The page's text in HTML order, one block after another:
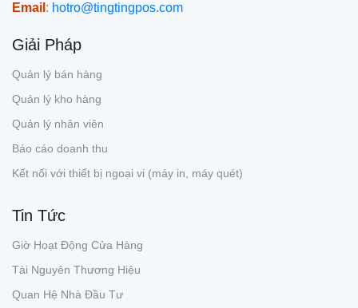
Email : hotro@tingtingpos.com
Giải Pháp
Quản lý bán hàng
Quản lý kho hàng
Quản lý nhân viên
Báo cáo doanh thu
Kết nối với thiết bị ngoại vi (máy in, máy quét)
Tin Tức
Giờ Hoạt Động Cửa Hàng
Tài Nguyên Thương Hiệu
Quan Hệ Nhà Đầu Tư